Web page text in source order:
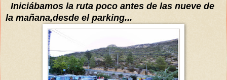
Iniciábamos la ruta poco antes de las nueve de
la mañana,desde el parking...